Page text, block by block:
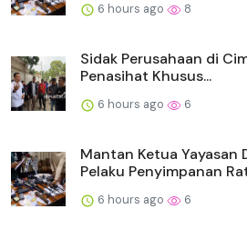
6 hours ago 8
Sidak Perusahaan di
Penasihat Khusus...
6 hours ago 6
Mantan Ketua Yayasan
Pelaku Penyimpanan
6 hours ago 6